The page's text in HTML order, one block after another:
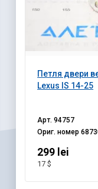
Петля двери
Lexus IS 14-25
Арт.94757
Ориг. номер
299 lei
17 $